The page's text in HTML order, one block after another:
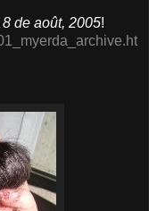
de août, 2005!